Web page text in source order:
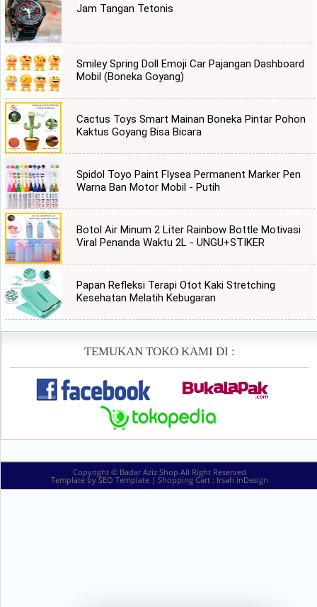
Jam Tangan Tetonis
Smiley Spring Doll Emoji Car Pajangan Dashboard
Mobil (Boneka Goyang)
Cactus Toys Smart Mainan Boneka Pintar Pohon
Kaktus Goyang Bisa Bicara
Spidol Toyo Paint Flysea Permanent Marker Pen
Warna Ban Motor Mobil - Putih
Botol Air Minum 2 Liter Rainbow Bottle Motivasi
Viral Penanda Waktu 2L - UNGU+STIKER
Papan Refleksi Terapi Otot Kaki Stretching
Kesehatan Melatih Kebugaran
TEMUKAN TOKO KAMI DI :
Copyright © Badar Aziz Shop All Right Reserved
Template bySEO Template| Shopping Cart : Irsah inDesign